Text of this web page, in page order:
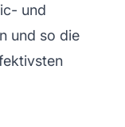
und
und so die